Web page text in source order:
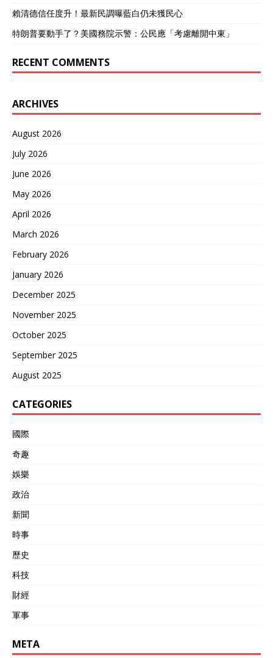
賴清德信任度升！最新民調曝藍白仍未獲民心
特朗普要動手了？美國務院示警：公民應「考慮離開中東」
RECENT COMMENTS
ARCHIVES
August 2026
July 2026
June 2026
May 2026
April 2026
March 2026
February 2026
January 2026
December 2025
November 2025
October 2025
September 2025
August 2025
CATEGORIES
國際
奇趣
娛樂
政治
新聞
時事
歷史
科技
財經
軍事
META